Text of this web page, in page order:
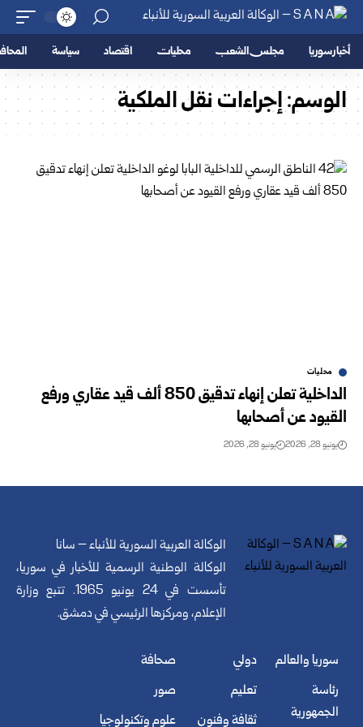
أخبار سوريا مجلس الشعب محليات اقتصاد سياسة
الوسم:إجراءات نقل الملكية
محليات
الداخلية تعلن إنهاء تدقيق 850 ألف قيد عقاري ورفع
القيود عن أصحابها
يونيو 28, 2026 يونيو 28, 2026
الوكالة العربية السورية للأنباء – سانا
الوكالة الوطنية الرسمية للأخبار في سوريا،
تأسست في 24 يونيو 1965. تتبع وزارة
الإعلام، ومركزها الرئيسي في دمشق.
سوريا والعالم
رئاسة
الجمهورية
دولي
تعليم
ثقافة وفنون
صحافة
صور
علوم وتكنولوجيا